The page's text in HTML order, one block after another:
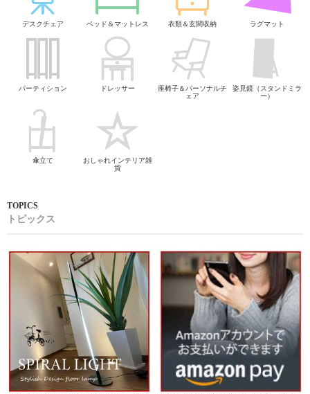
デスクチェア ベッド＆マットレス 衣類＆玄関収納 ラグマット
パーティション ドレッサー
座椅子＆パーソナルチ
ェア
姿見鏡（スタンドミラ
ー）
傘立て
おしゃれインテリア雑
貨
トピックス